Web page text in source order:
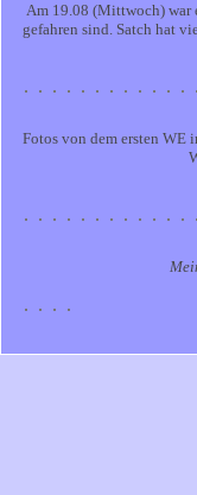
Am 19.08 (Mittwoch) war
gefahren sind. Satch hat
Fotos von dem ersten WE